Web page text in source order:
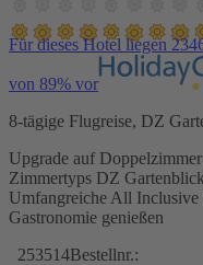
Für dieses Hotel liegen
von 89% vor
8-tägige Flugreise, DZ
Upgrade auf
Zimmertyps DZ
Umfangreiche All
Gastronomie genießen
253514Bestellnr.: